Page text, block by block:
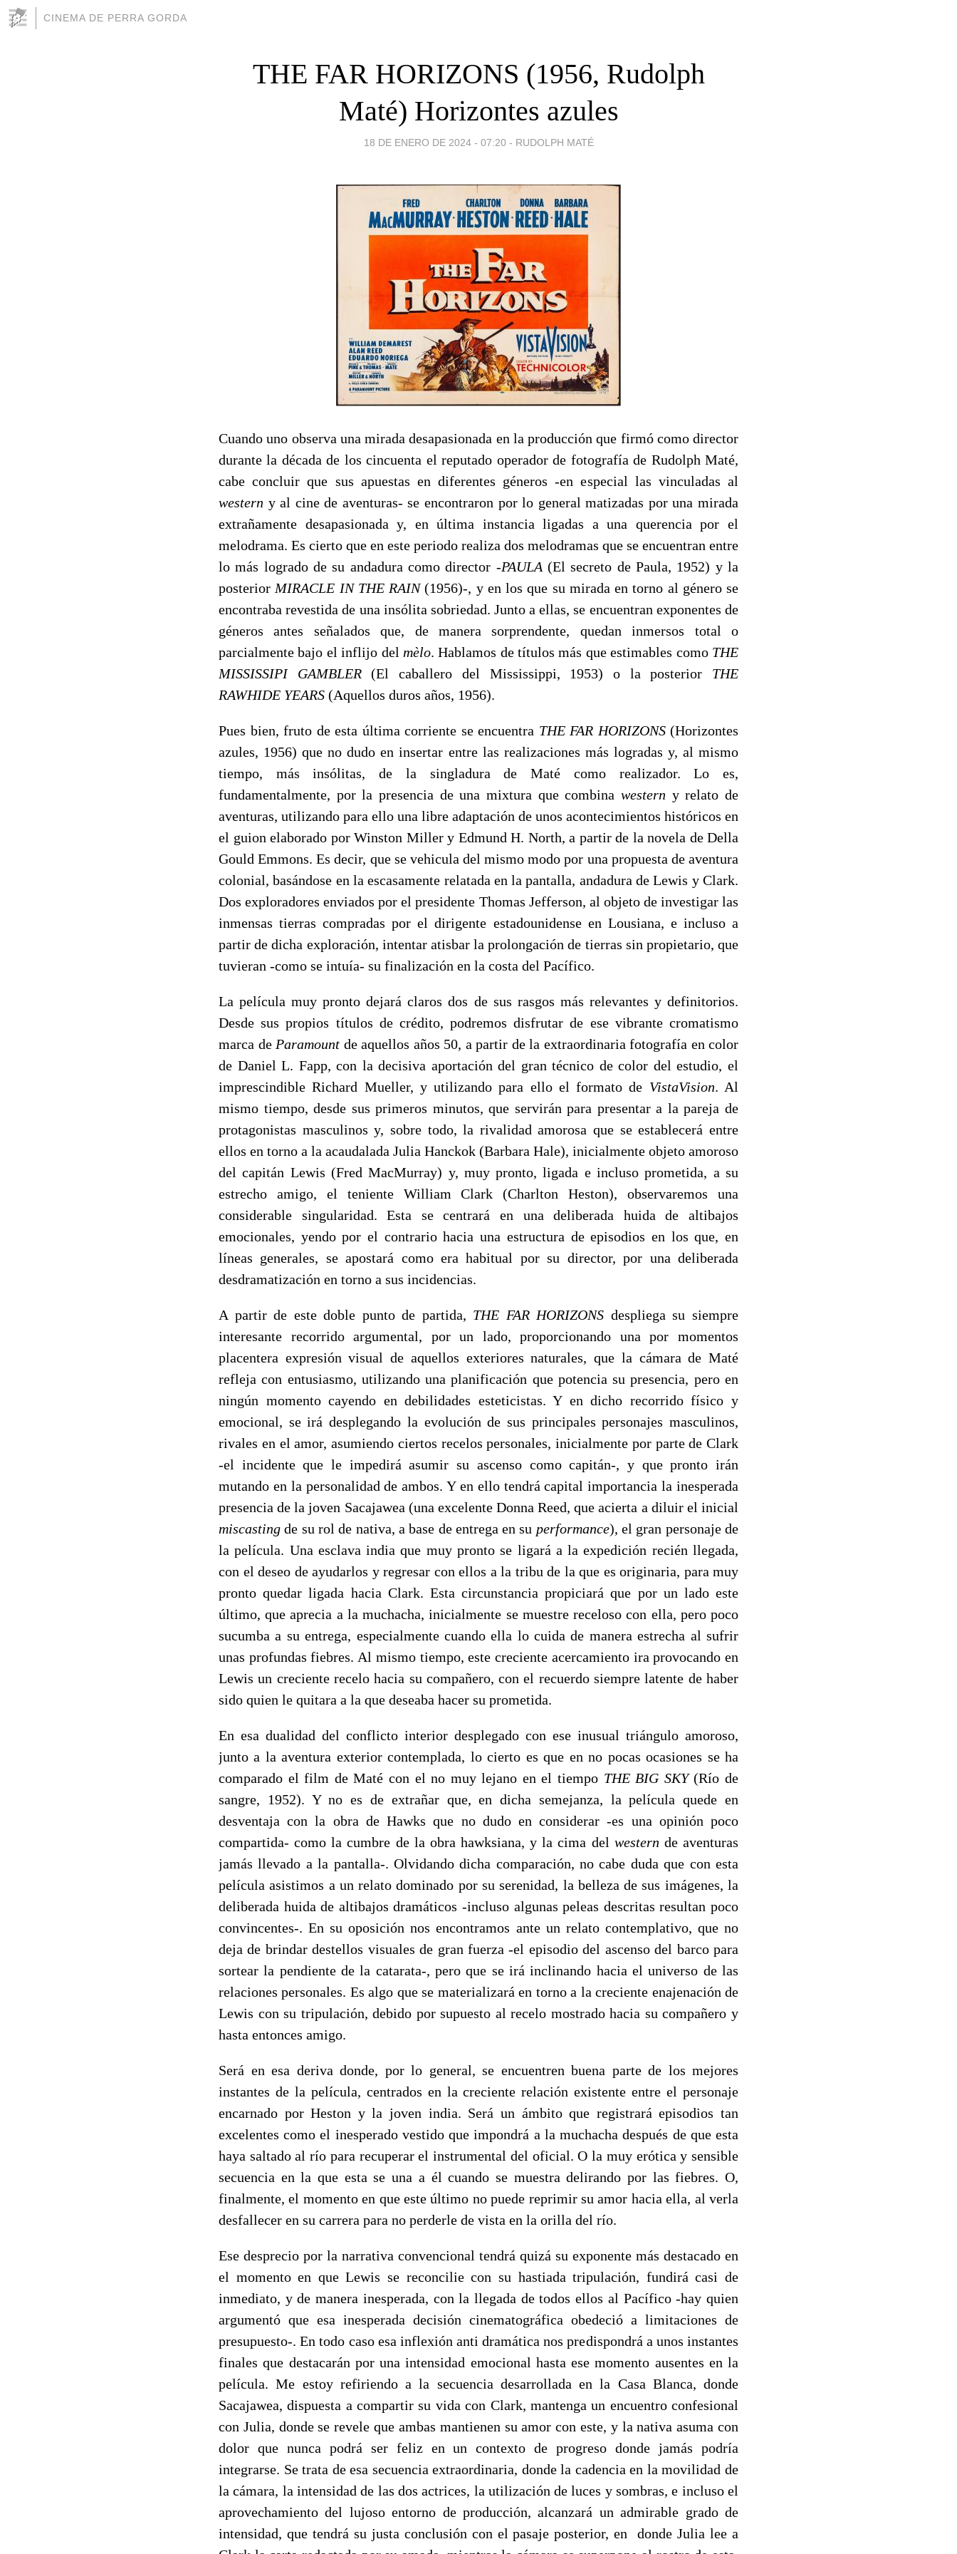
CINEMA DE PERRA GORDA
THE FAR HORIZONS (1956, Rudolph
Maté) Horizontes azules
18 DE ENERO DE 2024 - 07:20 - RUDOLPH MATÉ
Cuando uno observa una mirada desapasionada en la producción que firmó como director
durante la década de los cincuenta el reputado operador de fotografía de Rudolph Maté,
cabe concluir que sus apuestas en diferentes géneros -en especial las vinculadas al
western y al cine de aventuras- se encontraron por lo general matizadas por una mirada
extrañamente desapasionada y, en última instancia ligadas a una querencia por el
melodrama. Es cierto que en este periodo realiza dos melodramas que se encuentran entre
lo más logrado de su andadura como director -PAULA (El secreto de Paula, 1952) y la
posterior MIRACLE IN THE RAIN(1956)-, y en los que su mirada en torno al género se
encontraba revestida de una insólita sobriedad. Junto a ellas, se encuentran exponentes de
géneros antes señalados que, de manera sorprendente, quedan inmersos total o
parcialmente bajo el inflijo del mèlo. Hablamos de títulos más que estimables como THE
MISSISSIPI GAMBLER(El caballero del Mississippi, 1953) o la posterior THE
RAWHIDE YEARS (Aquellos duros años, 1956).
Pues bien, fruto de esta última corriente se encuentra THE FAR HORIZONS(Horizontes
azules, 1956) que no dudo en insertar entre las realizaciones más logradas y, al mismo
tiempo, más insólitas, de la singladura de Maté como realizador. Lo es,
fundamentalmente, por la presencia de una mixtura que combina western y relato de
aventuras, utilizando para ello una libre adaptación de unos acontecimientos históricos en
el guion elaborado por Winston Miller y Edmund H. North, a partir de la novela de Della
Gould Emmons. Es decir, que se vehicula del mismo modo por una propuesta de aventura
colonial, basándose en la escasamente relatada en la pantalla, andadura de Lewis y Clark.
Dos exploradores enviados por el presidente Thomas Jefferson, al objeto de investigar las
inmensas tierras compradas por el dirigente estadounidense en Lousiana, e incluso a
partir de dicha exploración, intentar atisbar la prolongación de tierras sin propietario, que
tuvieran -como se intuía- su finalización en la costa del Pacífico.
La película muy pronto dejará claros dos de sus rasgos más relevantes y definitorios.
Desde sus propios títulos de crédito, podremos disfrutar de ese vibrante cromatismo
marca de Paramount de aquellos años 50, a partir de la extraordinaria fotografía en color
de Daniel L. Fapp, con la decisiva aportación del gran técnico de color del estudio, el
imprescindible Richard Mueller, y utilizando para ello el formato de VistaVision. Al
mismo tiempo, desde sus primeros minutos, que servirán para presentar a la pareja de
protagonistas masculinos y, sobre todo, la rivalidad amorosa que se establecerá entre
ellos en torno a la acaudalada Julia Hanckok (Barbara Hale), inicialmente objeto amoroso
del capitán Lewis (Fred MacMurray) y, muy pronto, ligada e incluso prometida, a su
estrecho amigo, el teniente William Clark (Charlton Heston), observaremos una
considerable singularidad. Esta se centrará en una deliberada huida de altibajos
emocionales, yendo por el contrario hacia una estructura de episodios en los que, en
líneas generales, se apostará como era habitual por su director, por una deliberada
desdramatización en torno a sus incidencias.
A partir de este doble punto de partida, THE FAR HORIZONS despliega su siempre
interesante recorrido argumental, por un lado, proporcionando una por momentos
placentera expresión visual de aquellos exteriores naturales, que la cámara de Maté
refleja con entusiasmo, utilizando una planificación que potencia su presencia, pero en
ningún momento cayendo en debilidades esteticistas. Y en dicho recorrido físico y
emocional, se irá desplegando la evolución de sus principales personajes masculinos,
rivales en el amor, asumiendo ciertos recelos personales, inicialmente por parte de Clark
-el incidente que le impedirá asumir su ascenso como capitán-, y que pronto irán
mutando en la personalidad de ambos. Y en ello tendrá capital importancia la inesperada
presencia de la joven Sacajawea (una excelente Donna Reed, que acierta a diluir el inicial
miscasting de su rol de nativa, a base de entrega en su performance), el gran personaje de
la película. Una esclava india que muy pronto se ligará a la expedición recién llegada,
con el deseo de ayudarlos y regresar con ellos a la tribu de la que es originaria, para muy
pronto quedar ligada hacia Clark. Esta circunstancia propiciará que por un lado este
último, que aprecia a la muchacha, inicialmente se muestre receloso con ella, pero poco
sucumba a su entrega, especialmente cuando ella lo cuida de manera estrecha al sufrir
unas profundas fiebres. Al mismo tiempo, este creciente acercamiento ira provocando en
Lewis un creciente recelo hacia su compañero, con el recuerdo siempre latente de haber
sido quien le quitara a la que deseaba hacer su prometida.
En esa dualidad del conflicto interior desplegado con ese inusual triángulo amoroso,
junto a la aventura exterior contemplada, lo cierto es que en no pocas ocasiones se ha
comparado el film de Maté con el no muy lejano en el tiempo THE BIG SKY(Río de
sangre, 1952). Y no es de extrañar que, en dicha semejanza, la película quede en
desventaja con la obra de Hawks que no dudo en considerar -es una opinión poco
compartida- como la cumbre de la obra hawksiana, y la cima del western de aventuras
jamás llevado a la pantalla-. Olvidando dicha comparación, no cabe duda que con esta
película asistimos a un relato dominado por su serenidad, la belleza de sus imágenes, la
deliberada huida de altibajos dramáticos -incluso algunas peleas descritas resultan poco
convincentes-. En su oposición nos encontramos ante un relato contemplativo, que no
deja de brindar destellos visuales de gran fuerza -el episodio del ascenso del barco para
sortear la pendiente de la catarata-, pero que se irá inclinando hacia el universo de las
relaciones personales. Es algo que se materializará en torno a la creciente enajenación de
Lewis con su tripulación, debido por supuesto al recelo mostrado hacia su compañero y
hasta entonces amigo.
Será en esa deriva donde, por lo general, se encuentren buena parte de los mejores
instantes de la película, centrados en la creciente relación existente entre el personaje
encarnado por Heston y la joven india. Será un ámbito que registrará episodios tan
excelentes como el inesperado vestido que impondrá a la muchacha después de que esta
haya saltado al río para recuperar el instrumental del oficial. O la muy erótica y sensible
secuencia en la que esta se una a él cuando se muestra delirando por las fiebres. O,
finalmente, el momento en que este último no puede reprimir su amor hacia ella, al verla
desfallecer en su carrera para no perderle de vista en la orilla del río.
Ese desprecio por la narrativa convencional tendrá quizá su exponente más destacado en
el momento en que Lewis se reconcilie con su hastiada tripulación, fundirá casi de
inmediato, y de manera inesperada, con la llegada de todos ellos al Pacífico -hay quien
argumentó que esa inesperada decisión cinematográfica obedeció a limitaciones de
presupuesto-. En todo caso esa inflexión anti dramática nos predispondrá a unos instantes
finales que destacarán por una intensidad emocional hasta ese momento ausentes en la
película. Me estoy refiriendo a la secuencia desarrollada en la Casa Blanca, donde
Sacajawea, dispuesta a compartir su vida con Clark, mantenga un encuentro confesional
con Julia, donde se revele que ambas mantienen su amor con este, y la nativa asuma con
dolor que nunca podrá ser feliz en un contexto de progreso donde jamás podría
integrarse. Se trata de esa secuencia extraordinaria, donde la cadencia en la movilidad de
la cámara, la intensidad de las dos actrices, la utilización de luces y sombras, e incluso el
aprovechamiento del lujoso entorno de producción, alcanzará un admirable grado de
intensidad, que tendrá su justa conclusión con el pasaje posterior, en donde Julia lee a